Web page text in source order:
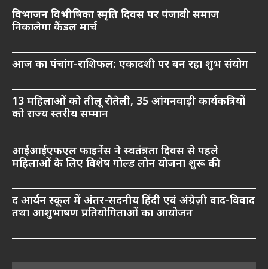
विभाजन विभीषिका स्मृति दिवस पर पंजाबी समाज
निकालेगा कैंडल मार्च
आज का पंचांग-राशिफल: एकादशी पर बन रहा शुभ संयोग
13 महिलाओं को तीलू रौतेली, 35 आंगनवाड़ी कार्यकत्रियों
को राज्य स्तरीय सम्मान
आईआईएफएल फाइनेंस ने स्वतंत्रता दिवस से पहले
महिलाओं के लिए विशेष गोल्ड लोन योजना शुरू की
द आर्यन स्कूल में अंतर-सदनीय हिंदी एवं अंग्रेज़ी वाद-विवाद
तथा आशुभाषण प्रतियोगिताओं का आयोजन